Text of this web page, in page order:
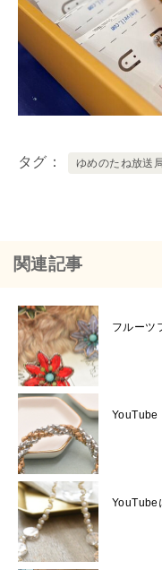
タグ ゆめのたね放送
関連記事
フルーツ
YouTube
YouTube